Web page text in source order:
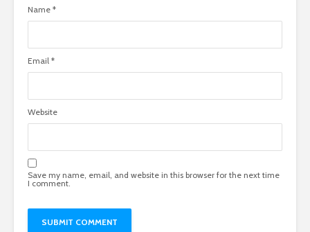
Name *
Email *
Website
Save my name, email, and website in this browser for the next time
I comment.